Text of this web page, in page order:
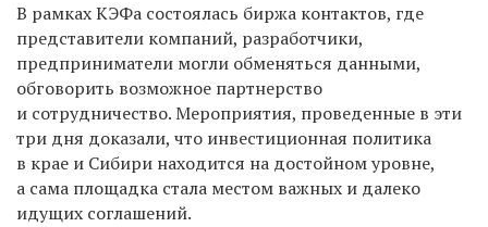
В рамках КЭФа состоялась биржа контактов, где
представители компаний, разработчики,
предприниматели могли обменяться данными,
обговорить возможное партнерство
и сотрудничество. Мероприятия, проведенные в эти
три дня доказали, что инвестиционная политика
в крае и Сибири находится на достойном уровне,
а сама площадка стала местом важных и далеко
идущих соглашений.